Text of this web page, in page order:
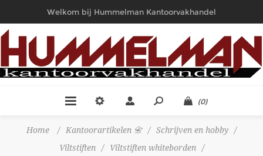
Welkom bij Hummelman Kantoorvakhandel
(0)
Home / Kantoorartikelen 📇 / Schrijven en hobby
/
Viltstiften
/ Viltstiften whiteborden
/